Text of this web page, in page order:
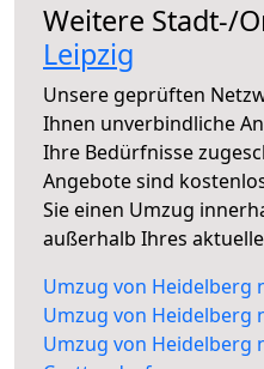
Weitere Stadt-/
Leipzig
Unsere geprüften
Ihnen unverbindliche
Ihre Bedürfnisse
Angebote sind
Sie einen Umzug
außerhalb Ihres
Umzug von Heidelberg
Umzug von Heidelberg
Umzug von Heidelberg